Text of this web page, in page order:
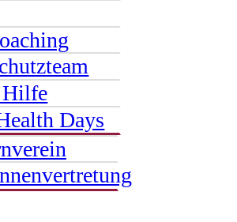
Hilfe
Days